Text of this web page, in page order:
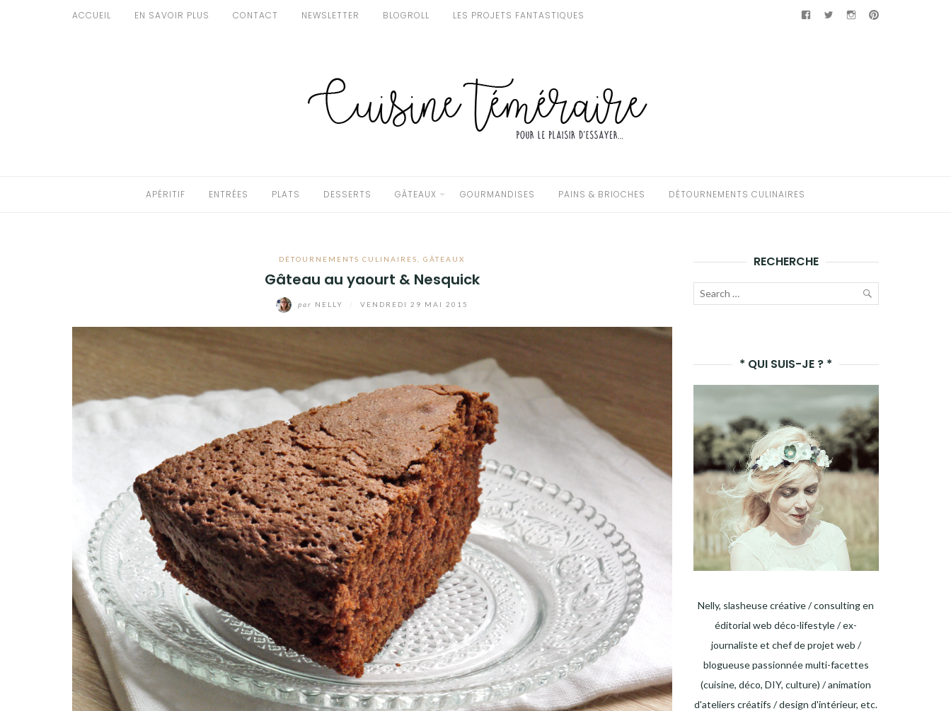
ACCUEIL EN SAVOIR PLUS CONTACT NEWSLETTER BLOGROLL LES PROJETS FANTASTIQUES Facebook
TwitterInstagramPinterest
APÉRITIF ENTRÉES PLATS DESSERTS GÂTEAUX GOURMANDISES PAINS & BRIOCHES DÉTOURNEMENTS CULINAIRES
DÉTOURNEMENTS CULINAIRES ,GÂTEAUX
Gâteau au yaourt & Nesquick
par NELLY VENDREDI 29 MAI 2015
RECHERCHE
Recherche
* QUI SUIS-JE ? *
Nelly, slasheuse créative / consulting en
éditorial web déco-lifestyle / ex-
journaliste et chef de projet web /
blogueuse passionnée multi-facettes
(cuisine, déco, DIY, culture) / animation
d'ateliers créatifs / design d'intérieur, etc.
Facebook
TwitterInstagram
Pinterest